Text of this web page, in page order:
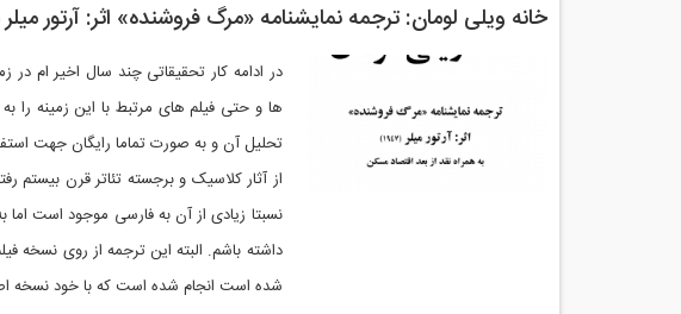
خانه ویلی لومان: ترجمه نمایشنامه «مرگ فروشنده» اثر: آرتور
در ادامه کار تحقیقاتی چند سال اخیر ام
ها و حتی فیلم های مرتبط با این زمینه را
تحلیل آن و به صورت تماما رایگان جهت
نسبتا زیادی از آن به فارسی موجود است
شده است انجام شده است که با خود نسخه